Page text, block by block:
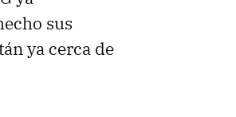
sus
ya cerca de